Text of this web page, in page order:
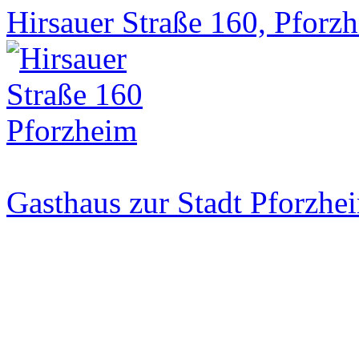
Hirsauer Straße 160,
Gasthaus zur Stadt